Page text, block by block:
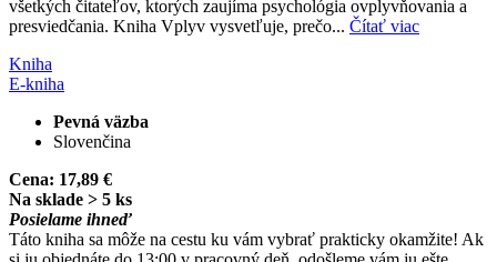
všetkých čitateľov, ktorých zaujíma psychológia ovplyvňovania a
presviedčania. Kniha Vplyv vysvetľuje, prečo... Čítať viac
Kniha
E-kniha
Pevná väzba
Slovenčina
Cena: 17,89 €
Na sklade > 5 ks
Posielame ihneď
Táto kniha sa môže na cestu ku vám vybrať prakticky okamžite! Ak